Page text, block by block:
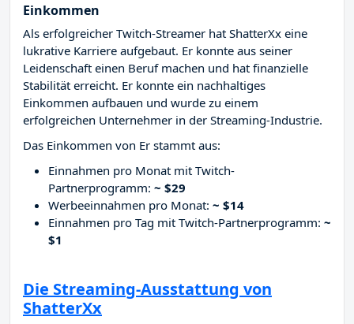
Einkommen
Als erfolgreicher Twitch-Streamer hat ShatterXx eine
lukrative Karriere aufgebaut. Er konnte aus seiner
Leidenschaft einen Beruf machen und hat finanzielle
Stabilität erreicht. Er konnte ein nachhaltiges
Einkommen aufbauen und wurde zu einem
erfolgreichen Unternehmer in der Streaming-Industrie.
Das Einkommen von Er stammt aus:
Einnahmen pro Monat mit Twitch-
Partnerprogramm: ~ $29
Werbeeinnahmen pro Monat: ~ $14
Einnahmen pro Tag mit Twitch-Partnerprogramm: ~
$1
Die Streaming-Ausstattung von
ShatterXx